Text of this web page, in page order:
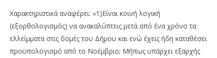
Χαρακτηριστικά αναφέρει: «1)Είναι κοινή λογική
(εξορθολογισμός) να ανακαλύπτεις μετά από ένα χρόνο τα
ελλείμματα στις δομές του Δήμου και ενώ έχεις ήδη καταθέσει
προϋπολογισμό από το Νοέμβριο; Μήπως υπάρχει εξαρχής